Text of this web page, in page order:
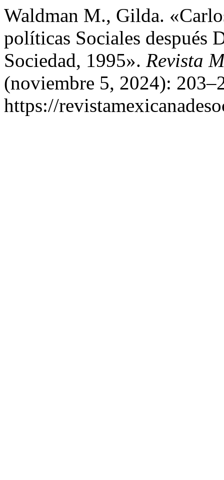
Waldman M., Gilda.
políticas Sociales después
Sociedad, 1995». Revista
(noviembre 5, 2024):
https://